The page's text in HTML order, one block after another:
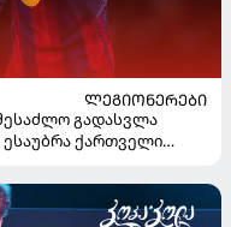
ᲚᲔᲒᲘᲝᲜᲔᲠᲔᲑᲘ
გადასვლა
ქართველი